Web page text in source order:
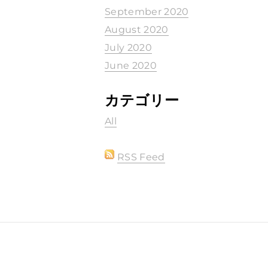
September 2020
August 2020
July 2020
June 2020
カテゴリー
All
RSS Feed